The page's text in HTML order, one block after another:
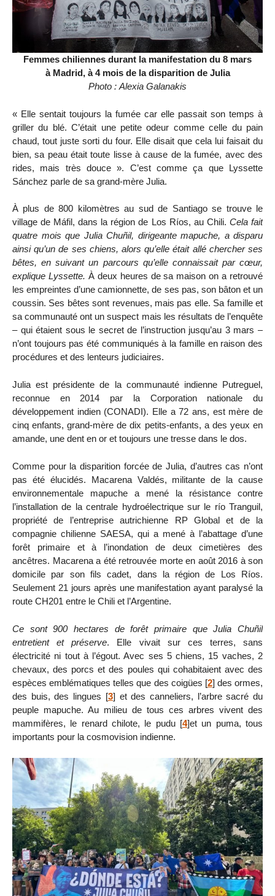
Femmes chiliennes durant la manifestation du 8 mars
à Madrid, à 4 mois de la disparition de Julia
Photo : Αlexia Galanakis
« Elle sentait toujours la fumée car elle passait son temps à
griller du blé. C’était une petite odeur comme celle du pain
chaud, tout juste sorti du four. Elle disait que cela lui faisait du
bien, sa peau était toute lisse à cause de la fumée, avec des
rides, mais très douce ». C’est comme ça que Lyssette
Sánchez parle de sa grand-mère Julia.
À plus de 800 kilomètres au sud de Santiago se trouve le
village de Máfil, dans la région de Los Ríos, au Chili. Cela fait
quatre mois que Julia Chuñil, dirigeante mapuche, a disparu
ainsi qu’un de ses chiens, alors qu’elle était allé chercher ses
bêtes, en suivant un parcours qu’elle connaissait par cœur,
explique Lyssette. À deux heures de sa maison on a retrouvé
les empreintes d’une camionnette, de ses pas, son bâton et un
coussin. Ses bêtes sont revenues, mais pas elle. Sa famille et
sa communauté ont un suspect mais les résultats de l’enquête
– qui étaient sous le secret de l’instruction jusqu’au 3 mars –
n’ont toujours pas été communiqués à la famille en raison des
procédures et des lenteurs judiciaires.
Julia est présidente de la communauté indienne Putreguel,
reconnue en 2014 par la Corporation nationale du
développement indien (CONADI). Elle a 72 ans, est mère de
cinq enfants, grand-mère de dix petits-enfants, a des yeux en
amande, une dent en or et toujours une tresse dans le dos.
Comme pour la disparition forcée de Julia, d’autres cas n’ont
pas été élucidés. Macarena Valdés, militante de la cause
environnementale mapuche a mené la résistance contre
l’installation de la centrale hydroélectrique sur le río Tranguil,
propriété de l’entreprise autrichienne RP Global et de la
compagnie chilienne SAESA, qui a mené à l’abattage d’une
forêt primaire et à l’inondation de deux cimetières des
ancêtres. Macarena a été retrouvée morte en août 2016 à son
domicile par son fils cadet, dans la région de Los Ríos.
Seulement 21 jours après une manifestation ayant paralysé la
route CH201 entre le Chili et l’Argentine.
Ce sont 900 hectares de forêt primaire que Julia Chuñil
entretient et préserve. Elle vivait sur ces terres, sans
électricité ni tout à l’égout. Avec ses 5 chiens, 15 vaches, 2
chevaux, des porcs et des poules qui cohabitaient avec des
espèces emblématiques telles que des coigües [2] des ormes,
des buis, des lingues [3] et des canneliers, l’arbre sacré du
peuple mapuche. Au milieu de tous ces arbres vivent des
mammifères, le renard chilote, le pudu[4]et un puma, tous
importants pour la cosmovision indienne.